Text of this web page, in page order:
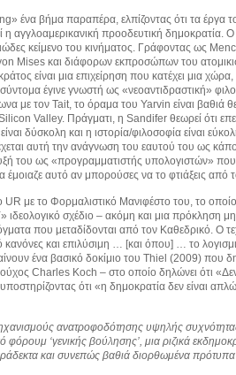
ένα βήμα παραπέρα, ελπίζοντας ότι τα
η αγγλοαμερικανική προοδευτική
κείμενο του κινήματος. Γράφοντας ως
Mises και διάφορων εκπροσώπων του
είναι μια επιχείρηση που κατέχει μια
έγινε γνωστή ως «νεοαντιδραστική»
με τον Tait, το όραμα του Yarvin είναι βαθιά
Valley. Πράγματι, η Sandifer θεωρεί ότι
δύσκολη και η ιστορία/φιλοσοφία είναι
αυτή την ανάγνωση του εαυτού του ως
του ως «προγραμματιστής υπολογιστών»
αυτό αν μπορούσες να το φτιάξεις από
UR με το Φορμαλιστικό Μανιφέστο του, το
ιδεολογικό σχέδιο – ακόμη και μια πρόκληση
που μεταδίδονται από τον Καθεδρικό. Ο
και επιλύσιμη … [και όπου] … το
ένα βασικό δοκίμιο του Thiel (2009) που
Charles Koch – στο οποίο δηλώνει ότι
ότι «η δημοκρατία δεν είναι
ανατροφοδότησης υψηλής
‘γενικής βούλησης’, μια ριζικά
και συνεπώς βαθιά διορθωμένα πρότυπα